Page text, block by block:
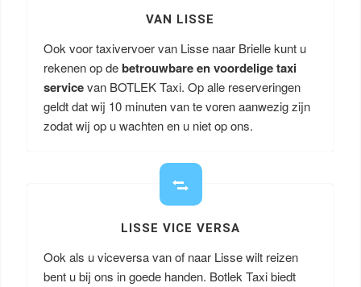
VAN LISSE
Ook voor taxivervoer van Lisse naar Brielle kunt u
rekenen op debetrouwbare en voordelige taxi
servicevan BOTLEK Taxi. Op alle reserveringen
geldt dat wij 10 minuten van te voren aanwezig zijn
zodat wij op u wachten en u niet op ons.
LISSE VICE VERSA
Ook als u viceversa van of naar Lisse wilt reizen
bent u bij ons in goede handen. Botlek Taxi biedt